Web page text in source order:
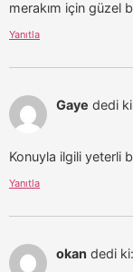
merakım için güzel
Yanıtla
Gaye dedi
Konuyla ilgili yeterli
Yanıtla
okan dedi ki: